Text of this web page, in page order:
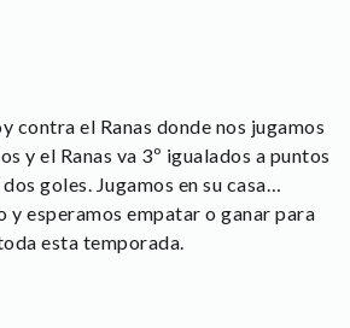
contra el Ranas donde nos jugamos
y el Ranas va 3º igualados a puntos
goles. Jugamos en su casa…
y esperamos empatar o ganar para
esta temporada.